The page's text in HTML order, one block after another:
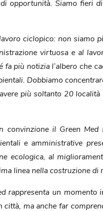
opportunità. Siamo fieri
ciclopico: non siamo
virtuosa e al
più notizia l’albero che
Dobbiamo
più soltanto 20
convinzione il Green
e amministrative
ecologica, al
linea nella costruzione di
rappresenta un
ma anche far